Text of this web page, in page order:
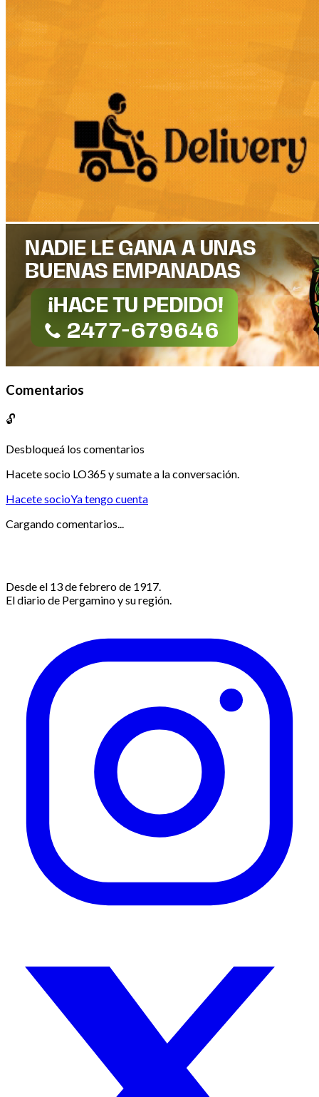
Comentarios
🔓
Desbloqueá los comentarios
Hacete socio LO365 y sumate a la conversación.
Hacete socioYa tengo cuenta
Cargando comentarios...
Desde el 13 de febrero de 1917.
El diario de Pergamino y su región.